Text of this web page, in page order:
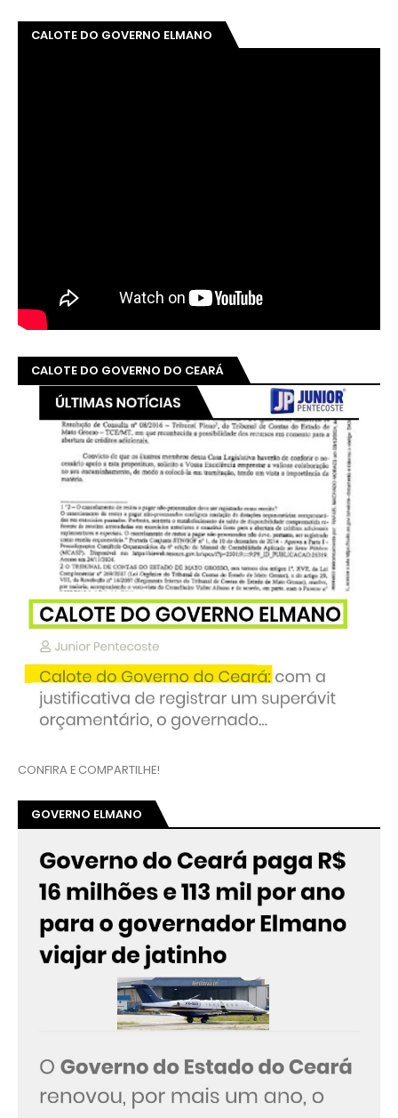
CALOTE DO GOVERNO ELMANO
CALOTE DO GOVERNO DO CEARÁ
CONFIRA E COMPARTILHE!
GOVERNO ELMANO